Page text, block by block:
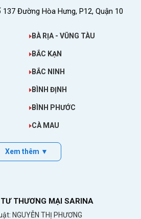
137 Đường Hòa Hưng, P12, Quận 10
BÀ RỊA - VŨNG TÀU
BẮC KẠN
BẮC NINH
BÌNH ĐỊNH
BÌNH PHƯỚC
CÀ MAU
Xem thêm ▼
THƯƠNG MẠI SARINA
NGUYỄN THỊ PHƯƠNG